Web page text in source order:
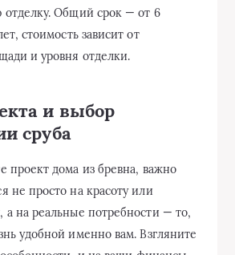
отделку. Общий срок — от 6
стоимость зависит от
и уровня отделки.
и выбор
сруба
проект дома из бревна, важно
не просто на красоту или
на реальные потребности — то,
удобной именно вам. Взгляните